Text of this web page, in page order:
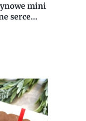
mini
serce